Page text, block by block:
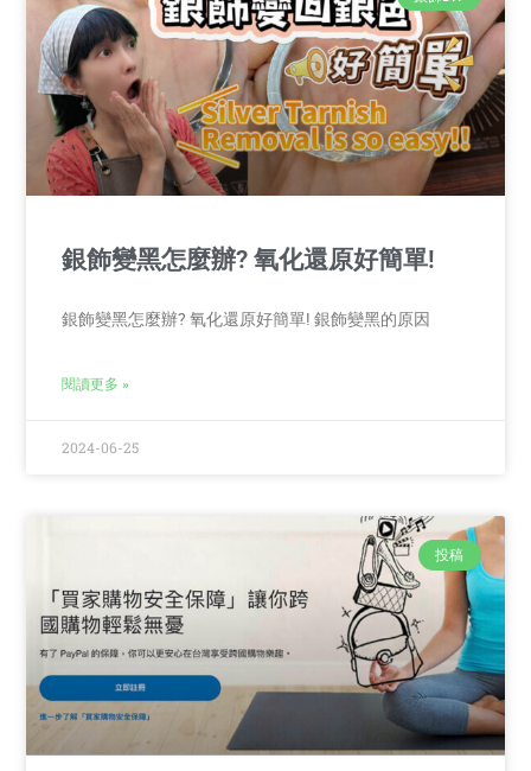
銀飾變黑怎麼辦? 氧化還原好簡單!
銀飾變黑怎麼辦? 氧化還原好簡單! 銀飾變黑的原因
閱讀更多 »
2024-06-25
投稿